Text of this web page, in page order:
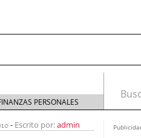
PERSONALES
- Escrito por:admin